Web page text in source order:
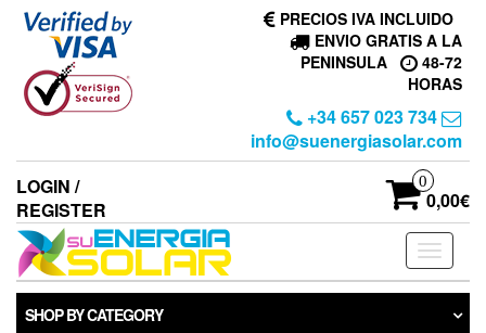
Skip
content
PRECIOS IVA INCLUIDO
ENVIO GRATIS A LA
PENINSULA
48-72
HORAS
+34 657 023 734
info@suenergiasolar.com
LOGIN /
REGISTER
0
0,00€
Toggle
SHOP BY CATEGORY